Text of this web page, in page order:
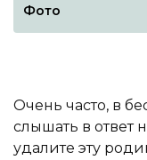
Фото
Очень часто, в
слышать в ответ
удалите эту